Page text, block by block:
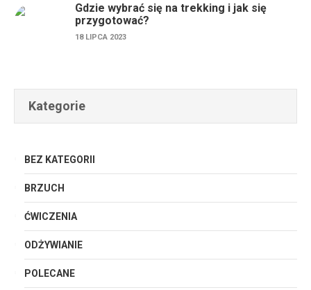
Gdzie wybrać się na trekking i jak się
przygotować?
18 LIPCA 2023
Kategorie
BEZ KATEGORII
BRZUCH
ĆWICZENIA
ODŻYWIANIE
POLECANE